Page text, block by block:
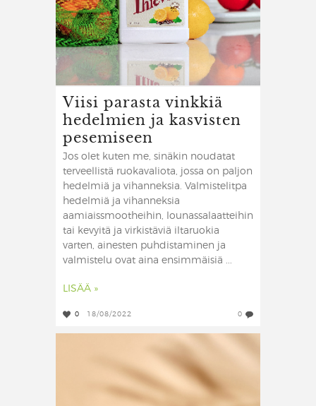
Viisi parasta vinkkiä
hedelmien ja kasvisten
pesemiseen
Jos olet kuten me, sinäkin noudatat
terveellistä ruokavaliota, jossa on paljon
hedelmiä ja vihanneksia. Valmistelitpa
hedelmiä ja vihanneksia
aamiaissmootheihin, lounassalaatteihin
tai kevyitä ja virkistäviä iltaruokia
varten, ainesten puhdistaminen ja
valmistelu ovat aina ensimmäisiä ...
LISÄÄ »
0 18/08/2022 0